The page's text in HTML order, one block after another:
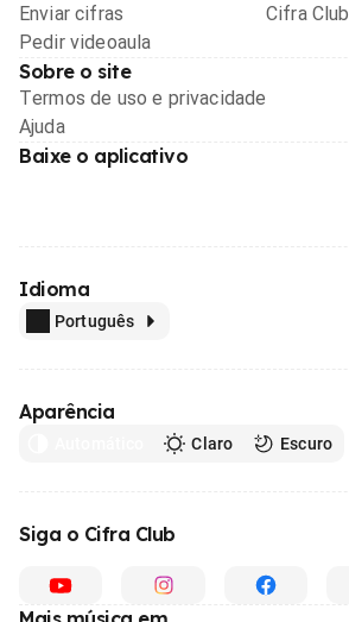
Enviar cifras
Pedir videoaula
Cifra
Sobre o site
Termos de uso e privacidade
Ajuda
Baixe o aplicativo
Idioma
Português
Aparência
Claro Escuro
Siga o Cifra Club